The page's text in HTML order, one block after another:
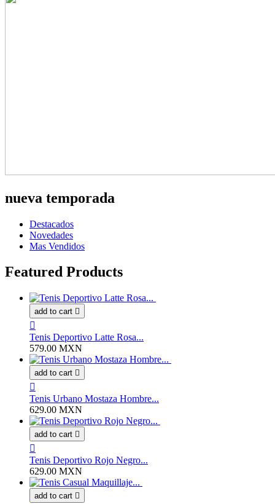
nueva temporada
Destacados
Novedades
Mas Vendidos
Featured Products
add to cart 

Tenis Deportivo Latte Rosa...
579.00 MXN
add to cart 

Tenis Urbano Mostaza Hombre...
629.00 MXN
add to cart 

Tenis Deportivo Rojo Negro...
629.00 MXN
add to cart 